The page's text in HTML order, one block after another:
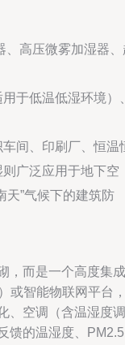
、高压微雾加湿器
用于低温低湿环境）
车间、印刷厂、恒温
广泛应用于地下空
天”气候下的建筑防
，而是一个高度集成
或智能物联网平台
、空调（含温湿度调
馈的温湿度、